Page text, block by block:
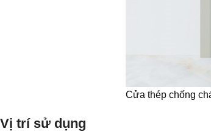
Cửa thép chống
Vị trí sử dụng